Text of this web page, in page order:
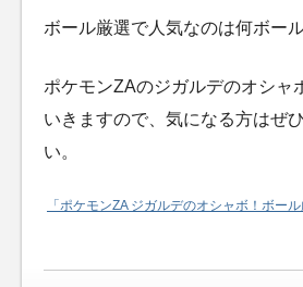
ボール厳選で人気なのは何ボー
ポケモンZAのジガルデのオシャ
いきますので、気になる方はぜ
い。
「ポケモンZA ジガルデのオシャボ！ボー